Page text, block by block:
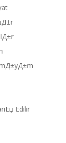
Edilir